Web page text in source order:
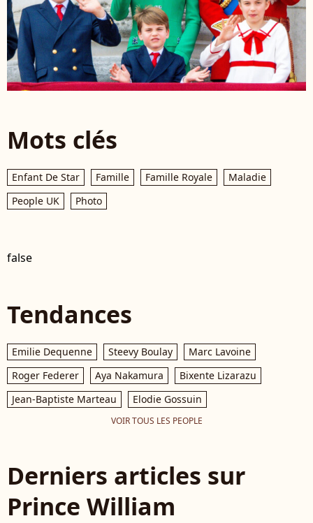
Mots clés
Enfant De Star Famille Famille Royale
Maladie
People UK
Photo
false
Tendances
Emilie Dequenne Steevy Boulay
Marc Lavoine
Roger Federer
Aya Nakamura
Bixente Lizarazu
Jean-Baptiste Marteau
Elodie Gossuin
VOIR TOUS LES PEOPLE
Derniers articles sur
Prince William